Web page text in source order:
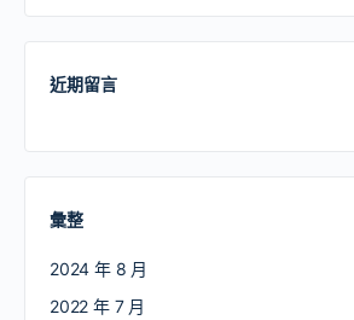
近期留言
彙整
2024 年 8 月
2022 年 7 月